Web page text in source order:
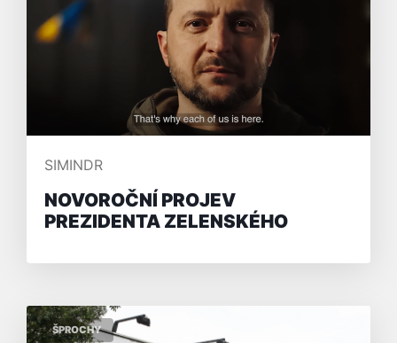
PŘIDAL/A
SIMINDR
NOVOROČNÍ PROJEV
PREZIDENTA ZELENSKÉHO
ŠPROCHY